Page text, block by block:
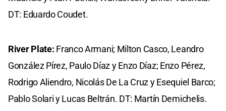
DT: Eduardo Coudet.
River Plate: Franco Armani; Milton Casco, Leandro
González Pírez, Paulo Díaz y Enzo Díaz; Enzo Pérez,
Rodrigo Aliendro, Nicolás De La Cruz y Esequiel Barco;
Pablo Solari y Lucas Beltrán. DT: Martín Demichelis.